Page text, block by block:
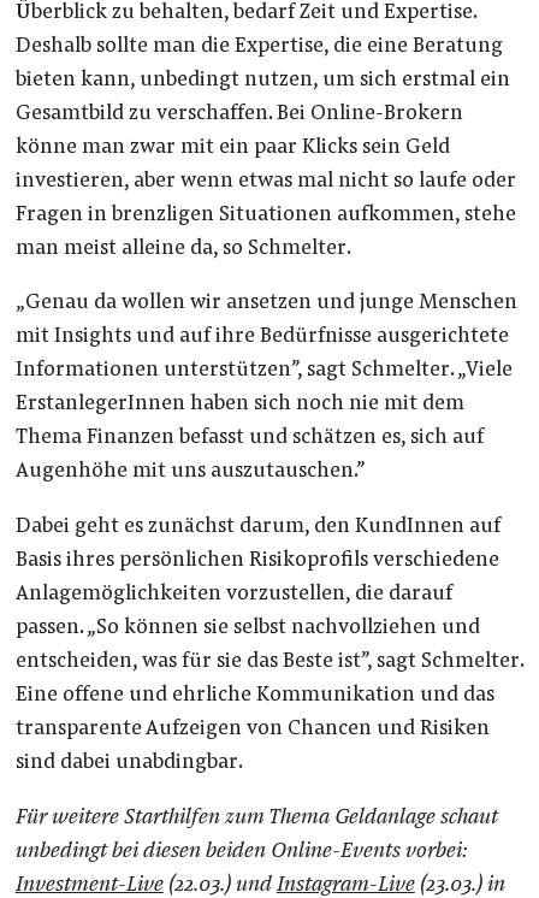
Überblick zu behalten, bedarf Zeit und Expertise.
Deshalb sollte man die Expertise, die eine Beratung
bieten kann, unbedingt nutzen, um sich erstmal ein
Gesamtbild zu verschaffen. Bei Online-Brokern
könne man zwar mit ein paar Klicks sein Geld
investieren, aber wenn etwas mal nicht so laufe oder
Fragen in brenzligen Situationen aufkommen, stehe
man meist alleine da, so Schmelter.
„Genau da wollen wir ansetzen und junge Menschen
mit Insights und auf ihre Bedürfnisse ausgerichtete
Informationen unterstützen”, sagt Schmelter. „Viele
ErstanlegerInnen haben sich noch nie mit dem
Thema Finanzen befasst und schätzen es, sich auf
Augenhöhe mit uns auszutauschen.”
Dabei geht es zunächst darum, den KundInnen auf
Basis ihres persönlichen Risikoprofils verschiedene
Anlagemöglichkeiten vorzustellen, die darauf
passen. „So können sie selbst nachvollziehen und
entscheiden, was für sie das Beste ist”, sagt Schmelter.
Eine offene und ehrliche Kommunikation und das
transparente Aufzeigen von Chancen und Risiken
sind dabei unabdingbar.
Für weitere Starthilfen zum Thema Geldanlage schaut
unbedingt bei diesen beiden Online-Events vorbei:
Investment-Live(22.03.) und Instagram-Live(23.03.) in